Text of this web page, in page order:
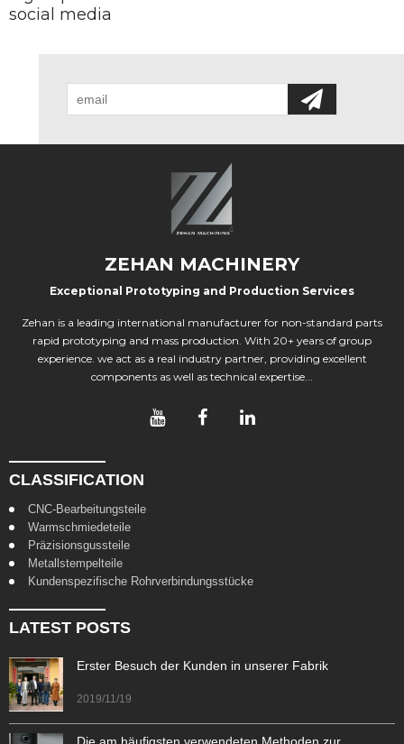
social media
ZEHAN MACHINERY
Exceptional Prototyping and Production Services
Zehan is a leading international manufacturer for non-standard parts
rapid prototyping and mass production. With 20+ years of group
experience. we act as a real industry partner, providing excellent
components as well as technical expertise...
CLASSIFICATION
CNC-Bearbeitungsteile
Warmschmiedeteile
Präzisionsgussteile
Metallstempelteile
Kundenspezifische Rohrverbindungsstücke
LATEST POSTS
Erster Besuch der Kunden in unserer Fabrik
2019/11/19
Die am häufigsten verwendeten Methoden zur